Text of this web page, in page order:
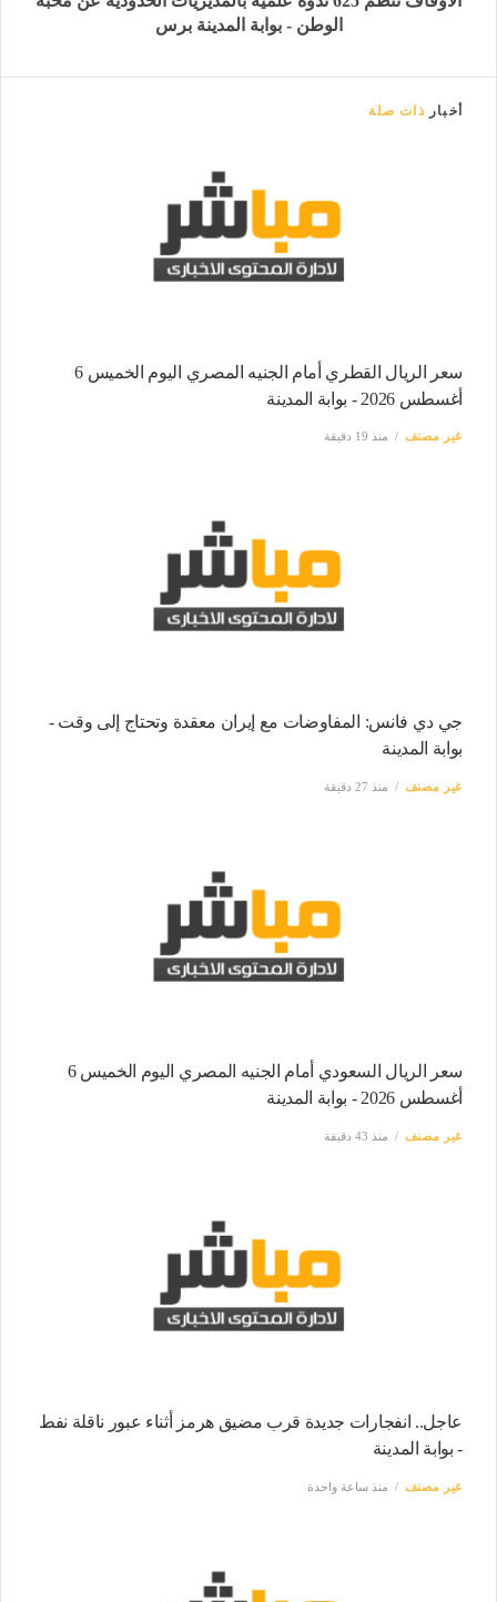
الوطن - بوابة المدينة برس
أخبار ذات صلة
سعر الريال القطري أمام الجنيه المصري اليوم الخميس 6
أغسطس 2026 - بوابة المدينة
غير مصنف منذ 19 دقيقة
جي دي فانس: المفاوضات مع إيران معقدة وتحتاج إلى وقت -
بوابة المدينة
غير مصنف منذ 27 دقيقة
سعر الريال السعودي أمام الجنيه المصري اليوم الخميس 6
أغسطس 2026 - بوابة المدينة
غير مصنف منذ 43 دقيقة
عاجل.. انفجارات جديدة قرب مضيق هرمز أثناء عبور ناقلة نفط
- بوابة المدينة
غير مصنف منذ ساعة واحدة